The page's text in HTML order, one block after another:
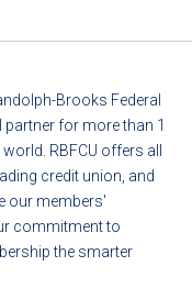
Brooks Federal
partner for more than 1
RBFCU offers all
credit union, and
our members'
commitment to
the smarter